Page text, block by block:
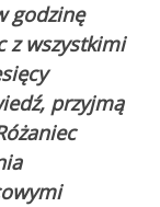
godzinę
z wszystkimi
przyjmą